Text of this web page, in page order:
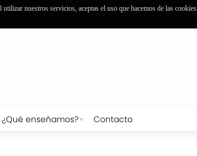
¿Qué enseñamos? Contacto
nuestros servicios, aceptas el uso que hacemos de las cookies.